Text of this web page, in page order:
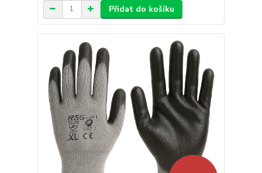
Přidat do košíku